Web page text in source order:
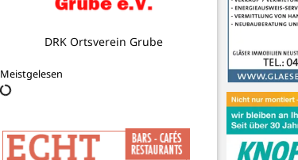
DRK Ortsverein Grube
Meistgelesen